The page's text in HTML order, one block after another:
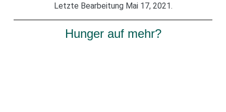
Letzte Bearbeitung Mai 17, 2021.
Hunger auf mehr?